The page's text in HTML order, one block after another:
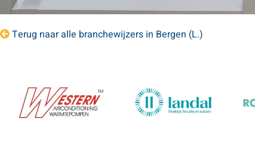
Terug naar alle branchewijzers in Bergen (L.)